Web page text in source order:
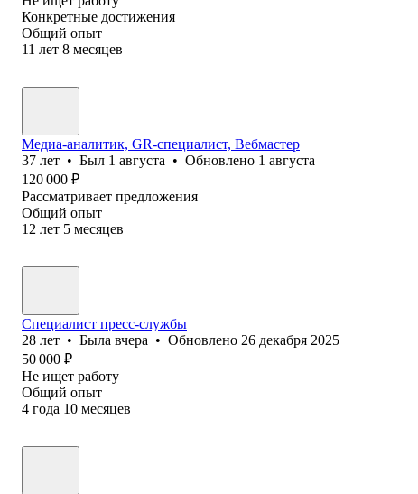
Конкретные достижения
Общий опыт
11 лет 8 месяцев
Медиа-аналитик, GR-специалист, Вебмастер
37 лет • Был 1 августа • Обновлено 1 августа
120 000 ₽
Рассматривает предложения
Общий опыт
12 лет 5 месяцев
Специалист пресс-службы
28 лет • Была вчера • Обновлено 26 декабря 2025
50 000 ₽
Не ищет работу
Общий опыт
4 года 10 месяцев